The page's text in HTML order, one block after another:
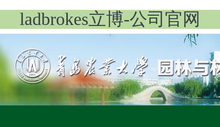
ladbrokes立博-公司官网